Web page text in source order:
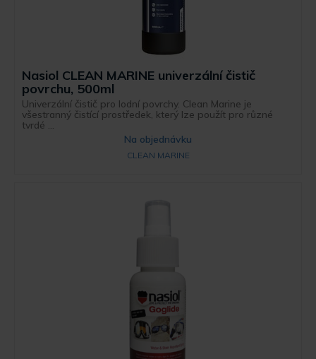
Nasiol CLEAN MARINE univerzální čistič
povrchu, 500ml
Univerzální čistič pro lodní povrchy. Clean Marine je
všestranný čistící prostředek, který lze použít pro různé
tvrdé ...
Na objednávku
CLEAN MARINE